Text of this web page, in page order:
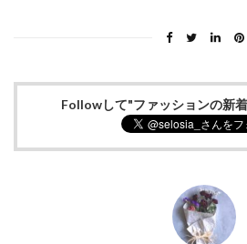
Followして"ファッションの新